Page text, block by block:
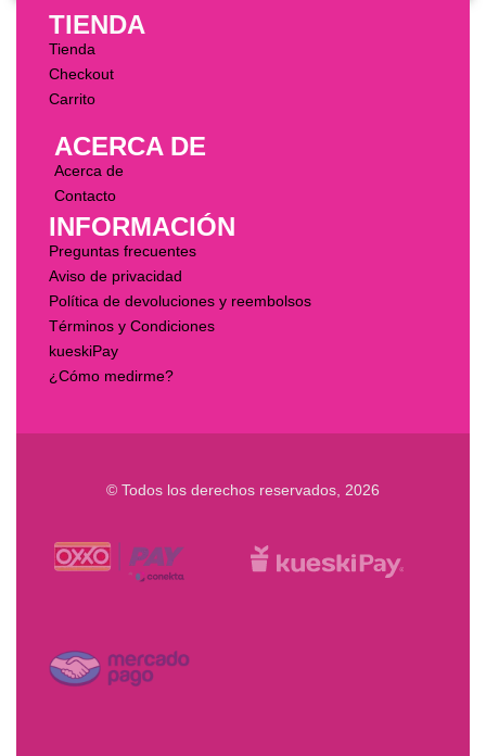
TIENDA
Tienda
Checkout
Carrito
ACERCA DE
Acerca de
Contacto
INFORMACIÓN
Preguntas frecuentes
Aviso de privacidad
Política de devoluciones y reembolsos
Términos y Condiciones
kueskiPay
¿Cómo medirme?
© Todos los derechos reservados, 2026